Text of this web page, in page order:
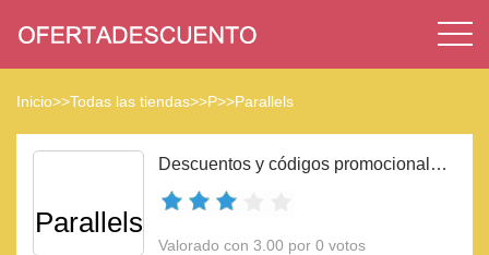
Inicio>>Todas las tiendas>>P>>Parallels
Parallels
Descuentos y códigos promocionales Parallels 2023
Valorado con 3.00 por 0 votos